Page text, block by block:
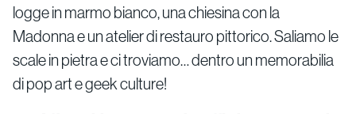
logge in marmo bianco, una chiesina con la
Madonna e un atelier di restauro pittorico. Saliamo le
scale in pietra e ci troviamo… dentro un memorabilia
di pop art e geek culture!